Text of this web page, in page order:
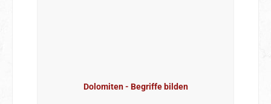
Dolomiten - Begriffe bilden